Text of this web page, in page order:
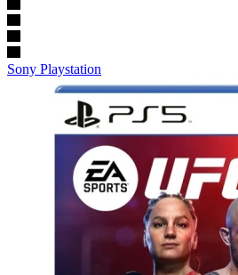
Sony Playstation